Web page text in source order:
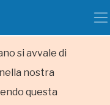
si avvale di
nostra
questa